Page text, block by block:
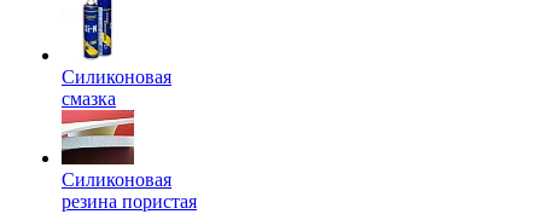
Силиконовая
смазка
Силиконовая
резина пористая